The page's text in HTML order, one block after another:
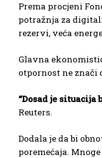
Prema procjeni
potražnja za
rezervi, veća
Glavna
otpornost ne znači
“Dosad je
Reuters.
Dodala je da bi
poremećaja.